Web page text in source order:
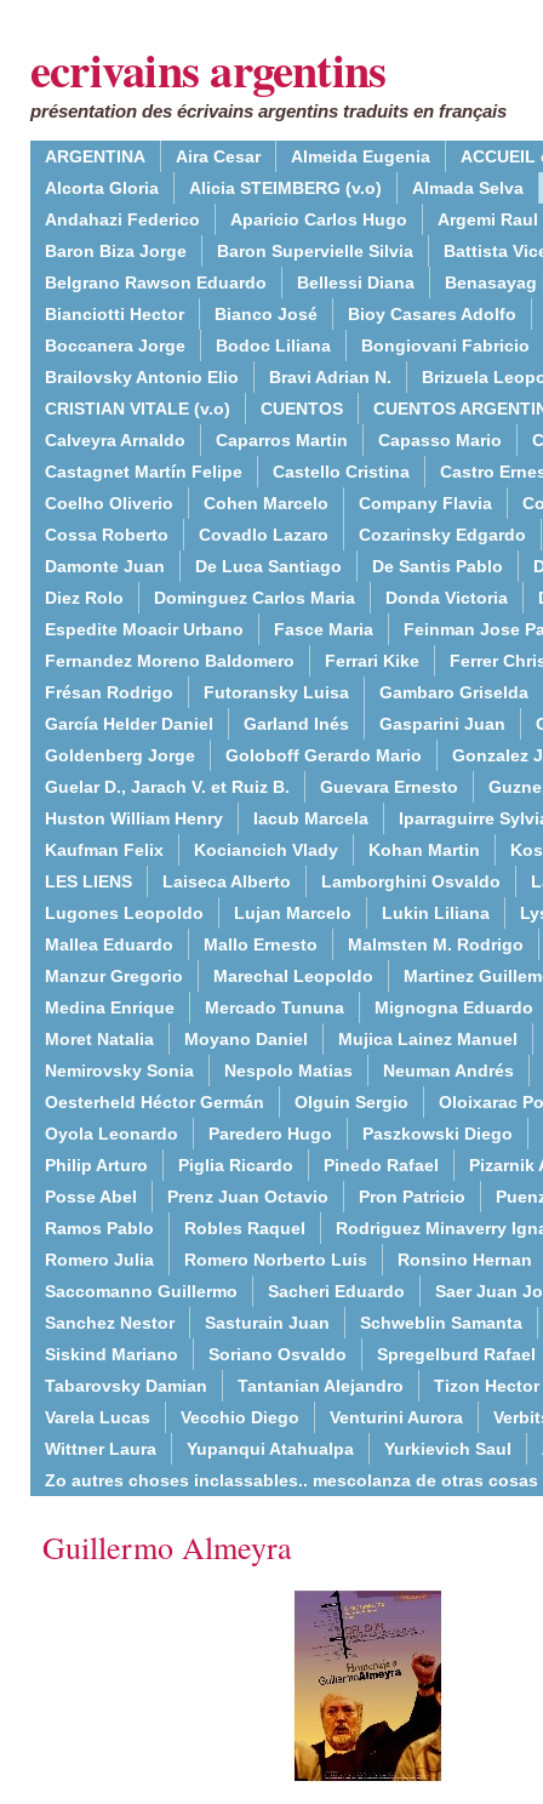
ecrivains argentins
présentation des écrivains argentins traduits en français
ARGENTINA Aira Cesar Almeida Eugenia
ACCUEIL
Alcorta Gloria
Alicia STEIMBERG (v.o)
Almada Selva
Andahazi Federico
Aparicio Carlos Hugo
Argemi Raul
Baron Biza Jorge
Baron Supervielle Silvia
Battista
Belgrano Rawson Eduardo
Bellessi Diana
Benasayag
Bianciotti Hector
Bianco José
Bioy Casares Adolfo
Boccanera Jorge
Bodoc Liliana
Bongiovani Fabricio
Brailovsky Antonio Elio
Bravi Adrian N.
Brizuela
CRISTIAN VITALE (v.o)
CUENTOS
CUENTOS
Calveyra Arnaldo
Caparros Martin Capasso Mario
Castagnet Martín Felipe
Castello Cristina
Castro
Coelho Oliverio
Cohen Marcelo Company Flavia
Cossa Roberto
Covadlo Lazaro
Cozarinsky Edgardo
Damonte Juan
De Luca Santiago De Santis Pablo
Diez Rolo
Dominguez Carlos Maria Donda Victoria
Espedite Moacir Urbano
Fasce Maria
Feinman Jose
Fernandez Moreno Baldomero
Ferrari Kike
Ferrer
Frésan Rodrigo
Futoransky Luisa
Gambaro Griselda
García Helder Daniel
Garland Inés Gasparini Juan
Goldenberg Jorge
Goloboff Gerardo Mario
Gonzalez
Guelar D., Jarach V. et Ruiz B.
Guevara Ernesto
Huston William Henry
Iacub Marcela
Iparraguirre
Kaufman Felix
Kociancich Vlady Kohan Martin
LES LIENS
Laiseca Alberto Lamborghini Osvaldo
Lugones Leopoldo
Lujan Marcelo Lukin Liliana
Mallea Eduardo
Mallo Ernesto
Malmsten M. Rodrigo
Manzur Gregorio
Marechal Leopoldo
Martinez
Medina Enrique
Mercado Tununa
Mignogna Eduardo
Moret Natalia
Moyano Daniel
Mujica Lainez Manuel
Nemirovsky Sonia
Nespolo Matias
Neuman Andrés
Oesterheld Héctor Germán
Olguin Sergio
Oloixarac
Oyola Leonardo
Paredero Hugo
Paszkowski Diego
Philip Arturo
Piglia Ricardo Pinedo Rafael
Pizarnik
Posse Abel
Prenz Juan Octavio Pron Patricio
Ramos Pablo
Robles Raquel
Rodriguez Minaverry
Romero Julia
Romero Norberto Luis
Ronsino Hernan
Saccomanno Guillermo
Sacheri Eduardo
Saer Juan
Sanchez Nestor
Sasturain Juan
Schweblin Samanta
Siskind Mariano
Soriano Osvaldo
Spregelburd Rafael
Tabarovsky Damian
Tantanian Alejandro
Tizon Hector
Varela Lucas
Vecchio Diego Venturini Aurora
Wittner Laura
Yupanqui Atahualpa Yurkievich Saul
Zo autres choses inclassables.. mescolanza de otras cosas
Guillermo Almeyra